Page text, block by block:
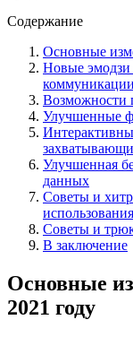
Содержание
Основные
Новые эмодзи
коммуникации
Возможности
Улучшенные
Улучшенная
данных
Советы и
Советы и
В заключение
Основные
2021 году